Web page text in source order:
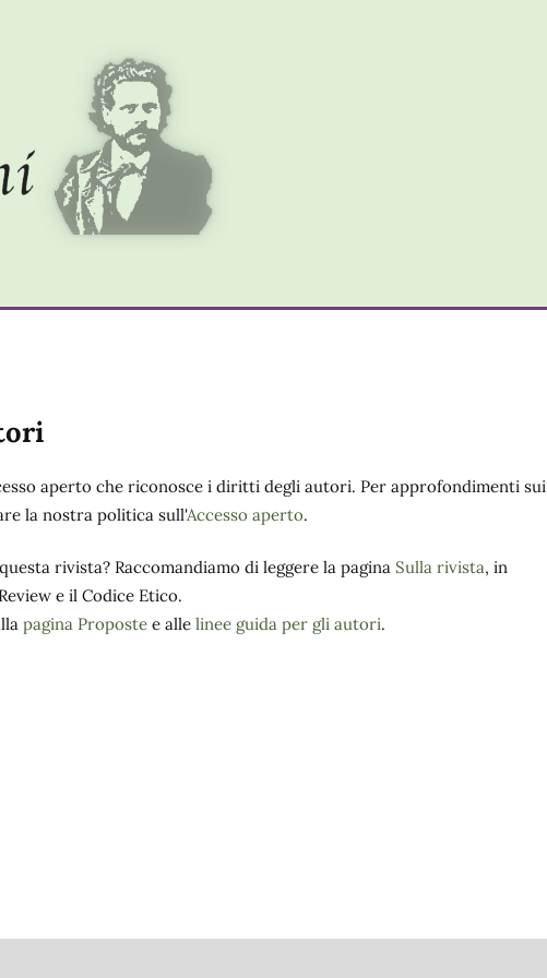
aperto che riconosce i diritti degli autori. Per approfondimenti sui
la nostra politica sull'Accesso aperto.
rivista? Raccomandiamo di leggere la pagina Sulla rivista, in
e il Codice Etico.
pagina Proposte e allelinee guida per gli autori.